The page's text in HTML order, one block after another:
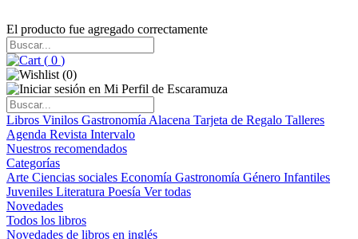
El producto fue agregado correctamente
( 0 )
(0)
Libros Vinilos Gastronomía Alacena Tarjeta de Regalo Talleres
Agenda Revista Intervalo
Nuestros recomendados
Categorías
Arte Ciencias sociales Economía Gastronomía Género Infantiles
Juveniles Literatura Poesía Ver todas
Novedades
Todos los libros
Novedades de libros en inglés